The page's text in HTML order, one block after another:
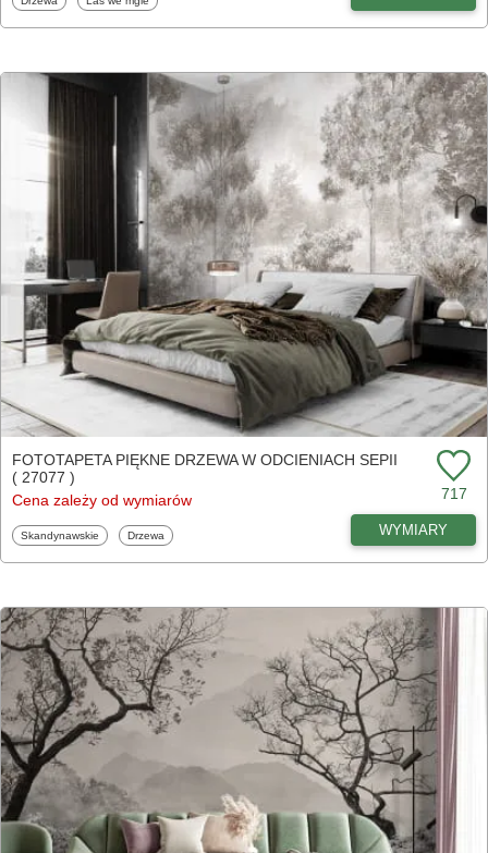
FOTOTAPETA PIĘKNE DRZEWA W ODCIENIACH SEPII
( 27077 )
Cena zależy od wymiarów
717
Fototapety
Skandynawskie Fototapety
Drzewa WYMIARY